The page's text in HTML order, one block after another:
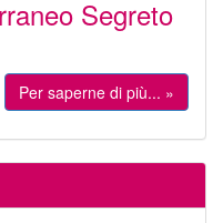
Segreto
Per saperne di più... »